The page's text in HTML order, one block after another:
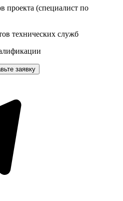
проекта (специалист по
технических служб
заявку